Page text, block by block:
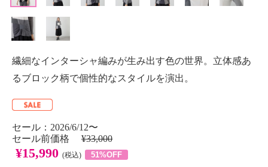
繊細なインターシャ編みが生み出す色の世界。立体感あ
るブロック柄で個性的なスタイルを演出。
セール：2026/6/12〜
セール前価格 ¥33,000
¥15,990 (税込) 51%OFF